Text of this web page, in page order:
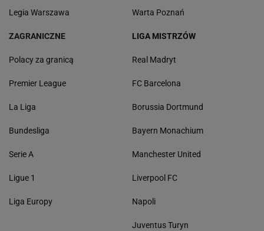
Legia Warszawa Warta Poznań
ZAGRANICZNE
Polacy za granicą
Premier League
La Liga
Bundesliga
Serie A
Ligue 1
Liga Europy
LIGA MISTRZÓW
Real Madryt
FC Barcelona
Borussia Dortmund
Bayern Monachium
Manchester United
Liverpool FC
Napoli
Juventus Turyn